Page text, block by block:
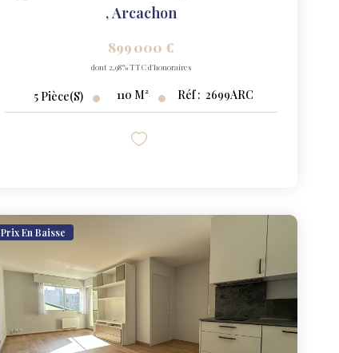
,Arcachon
899 000 €
dont 2,98% TTC d'honoraires
5 Pièce(s) 110 M² Réf : 2699ARC
Prix En Baisse